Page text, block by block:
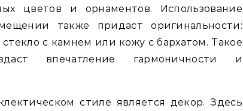
цветов и орнаментов. Использование
также придаст оригинальности:
с камнем или кожу с бархатом. Такое
впечатление гармоничности и
стиле является декор. Здесь